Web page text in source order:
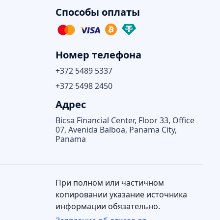
Способы оплаты
Номер телефона
+372 5489 5337
+372 5498 2450
Адрес
Bicsa Financial Center, Floor 33, Office
07, Avenida Balboa, Panama City,
Panama
При полном или частичном
копировании указание источника
информации обязательно.